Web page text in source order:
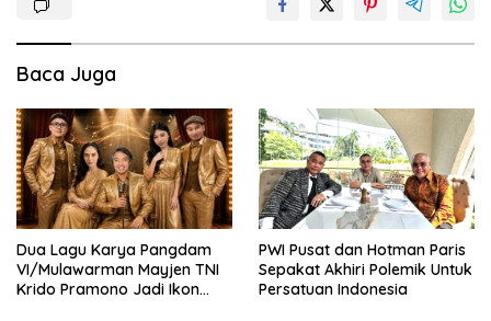
Baca Juga
Dua Lagu Karya Pangdam
VI/Mulawarman Mayjen TNI
Krido Pramono Jadi Ikon
PWI Pusat dan Hotman Paris
Sepakat Akhiri Polemik Untuk
Persatuan Indonesia